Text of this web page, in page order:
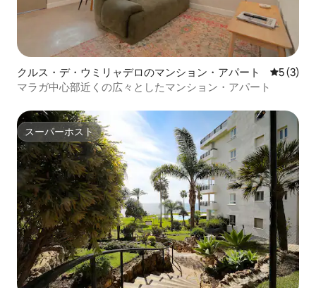
料高速道路AP-7。 バスで：マラガからは
EMTの19番線（ www.emtmalaga.es）、
マルベーリャからはポルティージョ会社
のバス（ www.ctsa-portillo.com）。 電
車で：Cercanías（近郊）のC1線
（www.renfe.es） タクシー：Unitaxi（+
34 952 333 333 / www.unitaxi.es）;
Radiotaxi（+ 34 952 040 804）。
クルス・デ・ウミリャデロのマンション・アパート レビュー
5 (3)
マラガ中心部近くの広々としたマンション・アパート
スーパーホスト
スーパーホスト